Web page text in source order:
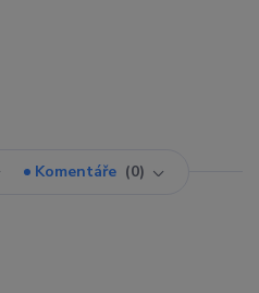
Komentáře 0